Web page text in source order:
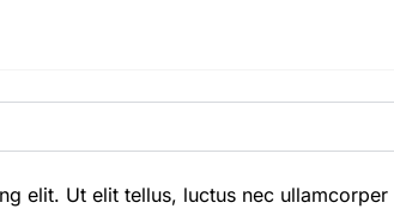
elit. Ut elit tellus, luctus nec